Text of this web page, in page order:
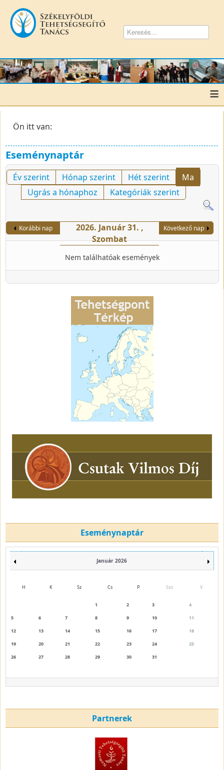
≡
Ön itt van:
Eseménynaptár
Év szerint Hónap szerint Hét szerint
Ma
Ugrás a hónaphoz
Kategóriák szerint
Korábbi nap
2026. Január 31. ,
Szombat
Következő nap
Nem találhatóak események
Eseménynaptár
Január 2026
H K Sz Cs P Szo V
1 2 3
4
5
6 7 8 9 10
11
12
13 14 15 16 17
18
19
20 21 22 23 24
25
26
27 28 29 30 31
Partnerek